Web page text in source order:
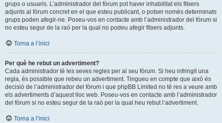
grups o usuaris. L’administrador del fòrum pot haver inhabilitat els fitxers
adjunts al fòrum concret en el que esteu publicant, o potser només determinats
grups poden afegir-ne. Poseu-vos en contacte amb l’administrador del fòrum si
no esteu segur de la raó per la qual no podeu afegir fitxers adjunts.
Torna a l’inici
Per què he rebut un advertiment?
Cada administrador té les seves regles per al seu fòrum. Si heu infringit una
regla, és possible que rebeu un advertiment. Tingueu en compte que això és
decisió de l’administrador del fòrum i que phpBB Limited no té res a veure amb
els advertiments d’aquest lloc web. Poseu-vos en contacte amb l’administrador
del fòrum si no esteu segur de la raó per la qual heu rebut l’advertiment.
Torna a l’inici